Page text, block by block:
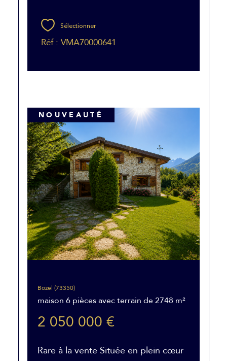
Sélectionner
Réf : VMA70000641
Bozel (73350)
maison 6 pièces avec terrain de 2748 m²
2 050 000 €
Rare à la vente Située en plein cœur
NOUVEAUTÉ